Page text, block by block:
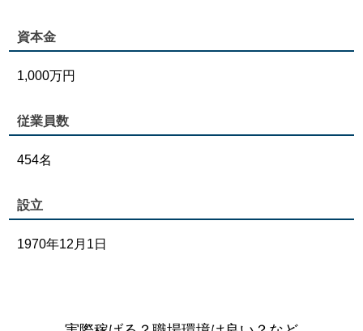
資本金
1,000万円
従業員数
454名
設立
1970年12月1日